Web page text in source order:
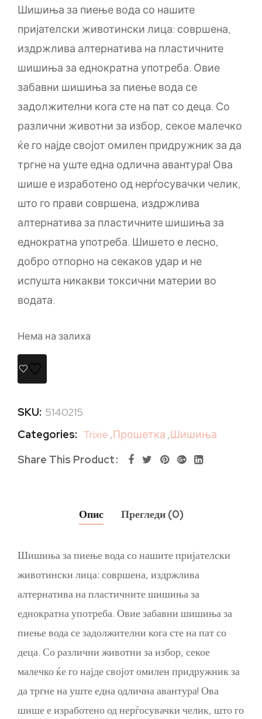
Шишиња за пиење вода со нашите
пријателски животински лица: совршена,
издржлива алтернатива на пластичните
шишиња за еднократна употреба. Овие
забавни шишиња за пиење вода се
задолжителни кога сте на пат со деца. Со
различни животни за избор, секое малечко
ќе го најде својот омилен придружник за да
тргне на уште една одлична авантура! Ова
шише е изработено од нерѓосувачки челик,
што го прави совршена, издржлива
алтернатива за пластичните шишиња за
еднократна употреба. Шишето е лесно,
добро отпорно на секаков удар и не
испушта никакви токсични материи во
водата.
Нема на залиха
SKU: 5140215
Categories: Trixie ,Прошетка ,Шишиња
Share This Product
Опис Прегледи (0)
Шишиња за пиење вода со нашите пријателски
животински лица: совршена, издржлива
алтернатива на пластичните шишиња за
еднократна употреба. Овие забавни шишиња за
пиење вода се задолжителни кога сте на пат со
деца. Со различни животни за избор, секое
малечко ќе го најде својот омилен придружник за
да тргне на уште една одлична авантура! Ова
шише е изработено од нерѓосувачки челик, што го